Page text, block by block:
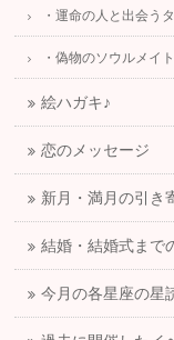
・運命の人と出会う
・偽物のソウルメイ
絵ハガキ♪
恋のメッセージ
新月・満月の引き
結婚・結婚式まで
今月の各星座の星